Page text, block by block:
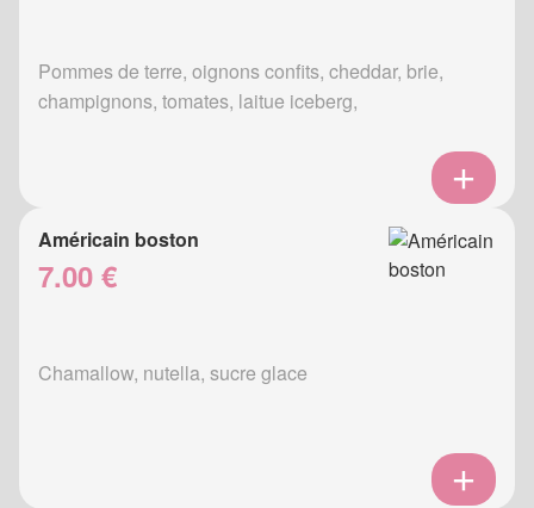
Pommes de terre, oignons confits, cheddar, brie,
champignons, tomates, laitue iceberg,
Américain boston
7.00 €
Chamallow, nutella, sucre glace